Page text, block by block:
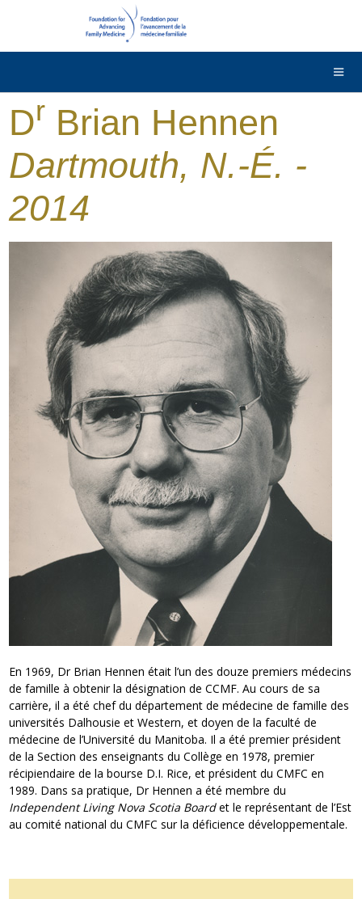
English
Dr Brian Hennen
Dartmouth, N.-É. -
2014
En 1969, Dr Brian Hennen était l’un des douze premiers médecins
de famille à obtenir la désignation de CCMF. Au cours de sa
carrière, il a été chef du département de médecine de famille des
universités Dalhousie et Western, et doyen de la faculté de
médecine de l’Université du Manitoba. Il a été premier président
de la Section des enseignants du Collège en 1978, premier
récipiendaire de la bourse D.I. Rice, et président du CMFC en
1989. Dans sa pratique, Dr Hennen a été membre du
Independent Living Nova Scotia Boardet le représentant de l’Est
au comité national du CMFC sur la déficience développementale.